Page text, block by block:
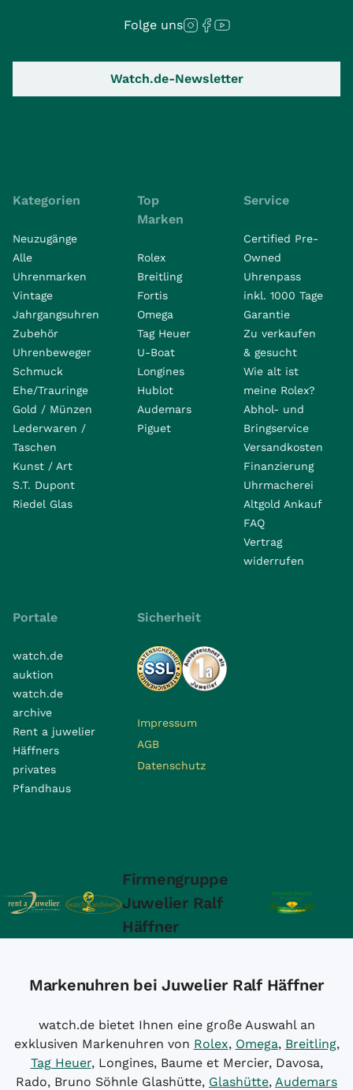
Folge uns
Watch.de-Newsletter
Kategorien
Neuzugänge
Alle
Uhrenmarken
Vintage
Jahrgangsuhren
Zubehör
Uhrenbeweger
Schmuck
Ehe/Trauringe
Gold / Münzen
Lederwaren /
Taschen
Kunst / Art
S.T. Dupont
Riedel Glas
Top
Marken
Rolex
Breitling
Fortis
Omega
Tag Heuer
U-Boat
Longines
Hublot
Audemars
Piguet
Service
Certified Pre-
Owned
Uhrenpass
inkl. 1000 Tage
Garantie
Zu verkaufen
& gesucht
Wie alt ist
meine Rolex?
Abhol- und
Bringservice
Versandkosten
Finanzierung
Uhrmacherei
Altgold Ankauf
FAQ
Vertrag
widerrufen
Portale
watch.de
auktion
watch.de
archive
Rent a juwelier
Häffners
privates
Pfandhaus
Sicherheit
Impressum
AGB
Datenschutz
Firmengruppe
Juwelier Ralf
Häffner
Markenuhren bei Juwelier Ralf Häffner
watch.de bietet Ihnen eine große Auswahl an
exklusiven Markenuhren von Rolex, Omega, Breitling,
Tag Heuer, Longines, Baume et Mercier, Davosa,
Rado, Bruno Söhnle Glashütte, Glashütte, Audemars